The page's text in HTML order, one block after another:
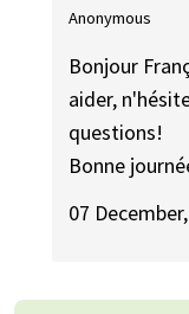
Anonymous
Bonjour
aider,
questions!
Bonne
07